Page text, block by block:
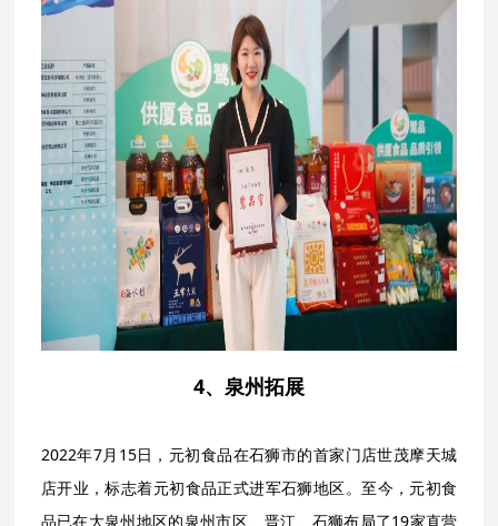
4、泉州拓展
2022年7月15日，元初食品在石狮市的首家门店世茂摩天城
店开业，标志着元初食品正式进军石狮地区。至今，元初食
品已在大泉州地区的泉州市区、晋江、石狮布局了19家直营